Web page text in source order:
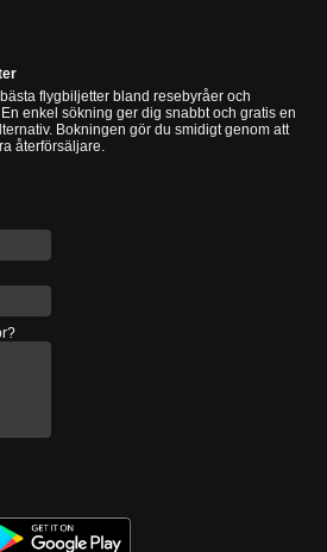
flygbiljetter bland resebyråer och
enkel sökning ger dig snabbt och gratis en
Bokningen gör du smidigt genom att
återförsäljare.